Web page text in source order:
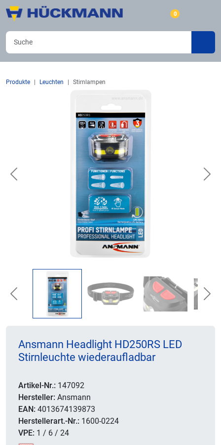
0
Produkte Leuchten Stirnlampen
Previous
Previous
Ansmann Headlight HD250RS LED
Stirnleuchte wiederaufladbar
Artikel-Nr.: 147092
Hersteller: Ansmann
EAN: 4013674139873
Herstellerart.-Nr.: 1600-0224
VPE: 1 / 6 / 24